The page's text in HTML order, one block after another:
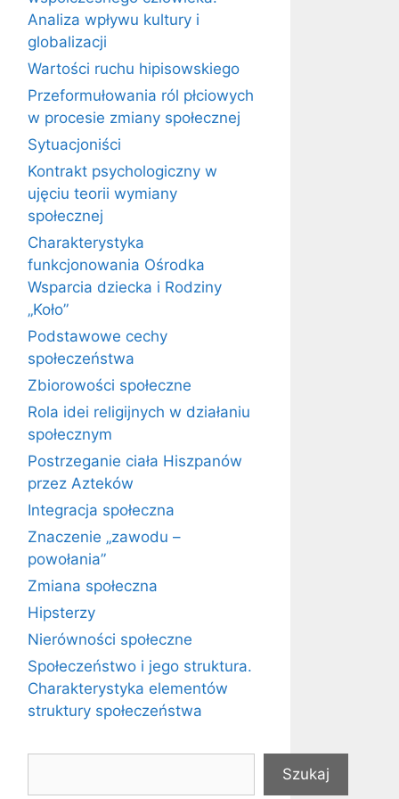
Analiza wpływu kultury i
globalizacji
Wartości ruchu hipisowskiego
Przeformułowania ról płciowych
w procesie zmiany społecznej
Sytuacjoniści
Kontrakt psychologiczny w
ujęciu teorii wymiany
społecznej
Charakterystyka
funkcjonowania Ośrodka
Wsparcia dziecka i Rodziny
„Koło”
Podstawowe cechy
społeczeństwa
Zbiorowości społeczne
Rola idei religijnych w działaniu
społecznym
Postrzeganie ciała Hiszpanów
przez Azteków
Integracja społeczna
Znaczenie „zawodu –
powołania”
Zmiana społeczna
Hipsterzy
Nierówności społeczne
Społeczeństwo i jego struktura.
Charakterystyka elementów
struktury społeczeństwa
Szukaj